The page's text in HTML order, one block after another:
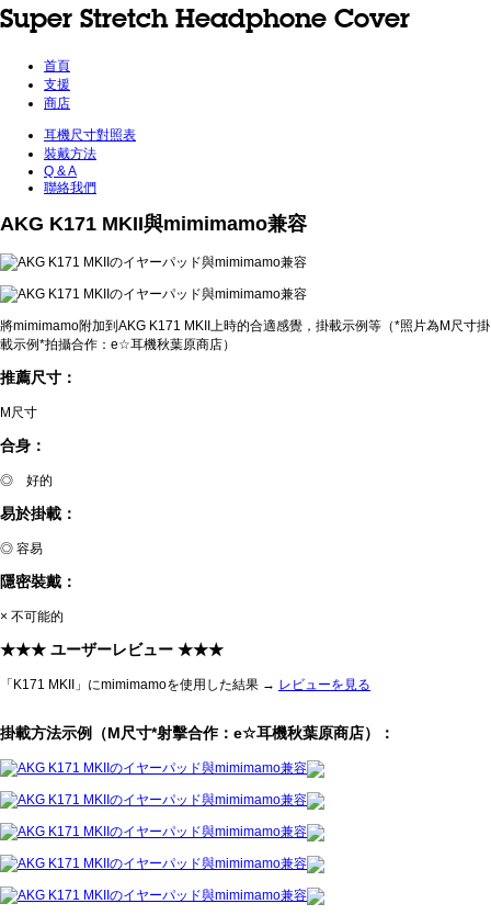
Super Stretch Headphone Cover
首頁
支援
商店
耳機尺寸對照表
裝戴方法
Q & A
聯絡我們
AKG K171 MKII與mimimamo兼容
將mimimamo附加到AKG K171 MKII上時的合適感覺，掛載示例等（*照片為M尺寸掛
載示例*拍攝合作：e☆耳機秋葉原商店）
推薦尺寸：
M尺寸
合身：
◎ 好的
易於掛載：
◎ 容易
隱密裝戴：
× 不可能的
★★★ ユーザーレビュー ★★★
「K171 MKII」にmimimamoを使用した結果 → レビューを見る
掛載方法示例（M尺寸*射擊合作：e☆耳機秋葉原商店）：